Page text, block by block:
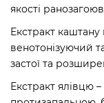
якості
Екстракт каштану
венотонізуючий
застої та
Екстракт ялівцю